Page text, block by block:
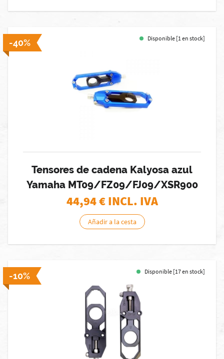
-40% Disponible [1 en stock]
Tensores de cadena Kalyosa azul
Yamaha MT09/FZ09/FJ09/XSR900
44,94€ INCL. IVA
Añadir a la cesta
-10% Disponible [17 en stock]